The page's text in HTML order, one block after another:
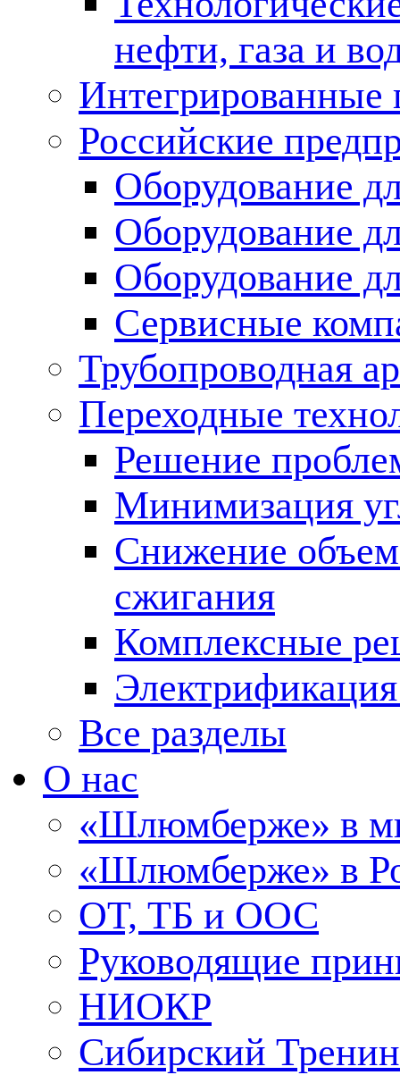
нефти, газа и
Российские
Оборудование
Оборудование
Оборудование
Сервисные
Трубопроводная
Переходные
Решение
Минимизация
Снижение
сжигания
Комплексные
Все разделы
О нас
«Шлюмберже» в
«Шлюмберже» в
ОТ, ТБ и ООС
Руководящие
НИОКР
Сибирский